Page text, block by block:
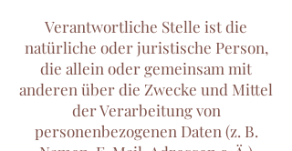
Verantwortliche Stelle ist die
natürliche oder juristische Person,
die allein oder gemeinsam mit
anderen über die Zwecke und Mittel
der Verarbeitung von
personenbezogenen Daten (z. B.